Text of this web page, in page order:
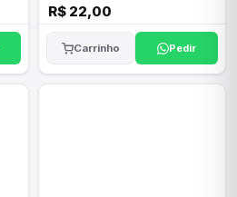
R$ 22,00
Carrinho Pedir